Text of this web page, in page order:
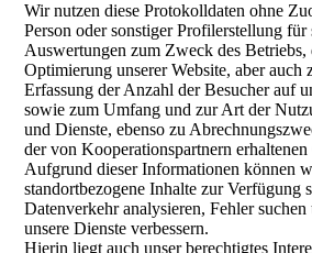
Wir nutzen diese Protokolldaten ohne
Person oder sonstiger Profilerstellung für
Auswertungen zum Zweck des Betriebs,
Optimierung unserer Website, aber auch
Erfassung der Anzahl der Besucher auf
sowie zum Umfang und zur Art der
und Dienste, ebenso zu
der von Kooperationspartnern
Aufgrund dieser Informationen können
standortbezogene Inhalte zur Verfügung
Datenverkehr analysieren, Fehler suchen
unsere Dienste verbessern.
Hierin liegt auch unser berechtigtes